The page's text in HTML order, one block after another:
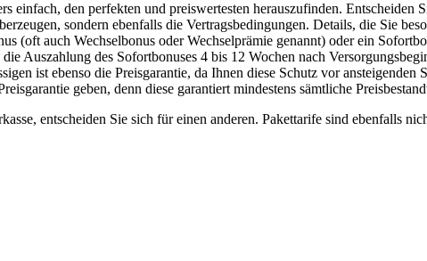
einfach, den perfekten und preiswertesten herauszufinden. Entscheiden
sondern ebenfalls die Vertragsbedingungen. Details, die Sie
(oft auch Wechselbonus oder Wechselprämie genannt) oder ein
Auszahlung des Sofortbonuses 4 bis 12 Wochen nach
ist ebenso die Preisgarantie, da Ihnen diese Schutz vor
geben, denn diese garantiert mindestens sämtliche
entscheiden Sie sich für einen anderen. Pakettarife sind ebenfalls